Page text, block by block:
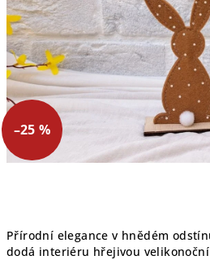
Přírodní elegance v hnědém
dodá interiéru hřejivou
–25 %